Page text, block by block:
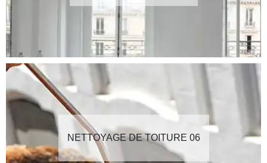
NETTOYAGE DE TOITURE 06